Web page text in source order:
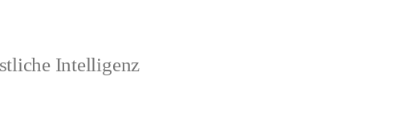
Intelligenz